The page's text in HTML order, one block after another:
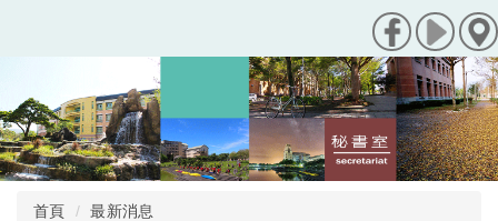
首頁 最新消息